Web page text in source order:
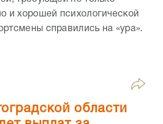
и хорошей психологической
справились на «ура».
области